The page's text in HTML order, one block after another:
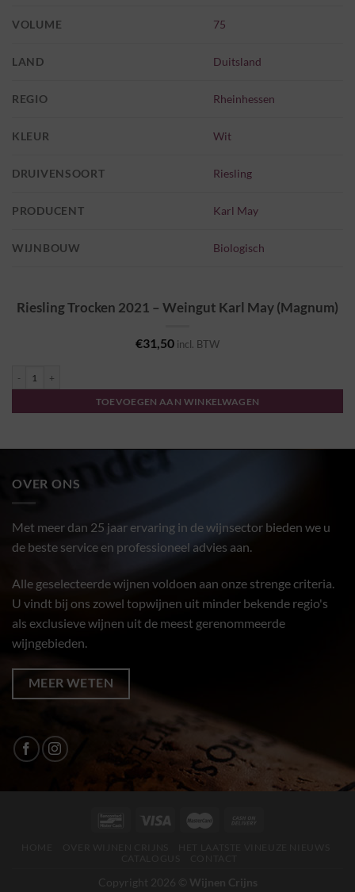
VOLUME 75
LAND Duitsland
REGIO Rheinhessen
KLEUR Wit
DRUIVENSOORT Riesling
PRODUCENT Karl May
WIJNBOUW Biologisch
Riesling Trocken 2021 – Weingut Karl May (Magnum)
€31,50 incl. BTW
TOEVOEGEN AAN WINKELWAGEN
OVER ONS
Met meer dan 25 jaar ervaring in de wijnsector bieden we u
de beste service en professioneel advies aan.
Alle geselecteerde wijnen voldoen aan onze strenge criteria.
U vindt bij ons zowel topwijnen uit minder bekende regio's
als exclusieve wijnen uit de meest gerenommeerde
wijngebieden.
MEER WETEN
Copyright 2026 © Wijnen Crijns